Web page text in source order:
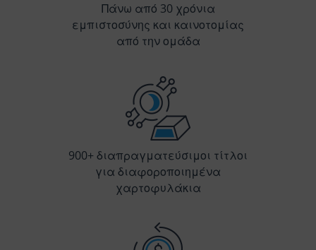
Πάνω από 30 χρόνια
εμπιστοσύνης και καινοτομίας
από την ομάδα
900+ διαπραγματεύσιμοι τίτλοι
για διαφοροποιημένα
χαρτοφυλάκια